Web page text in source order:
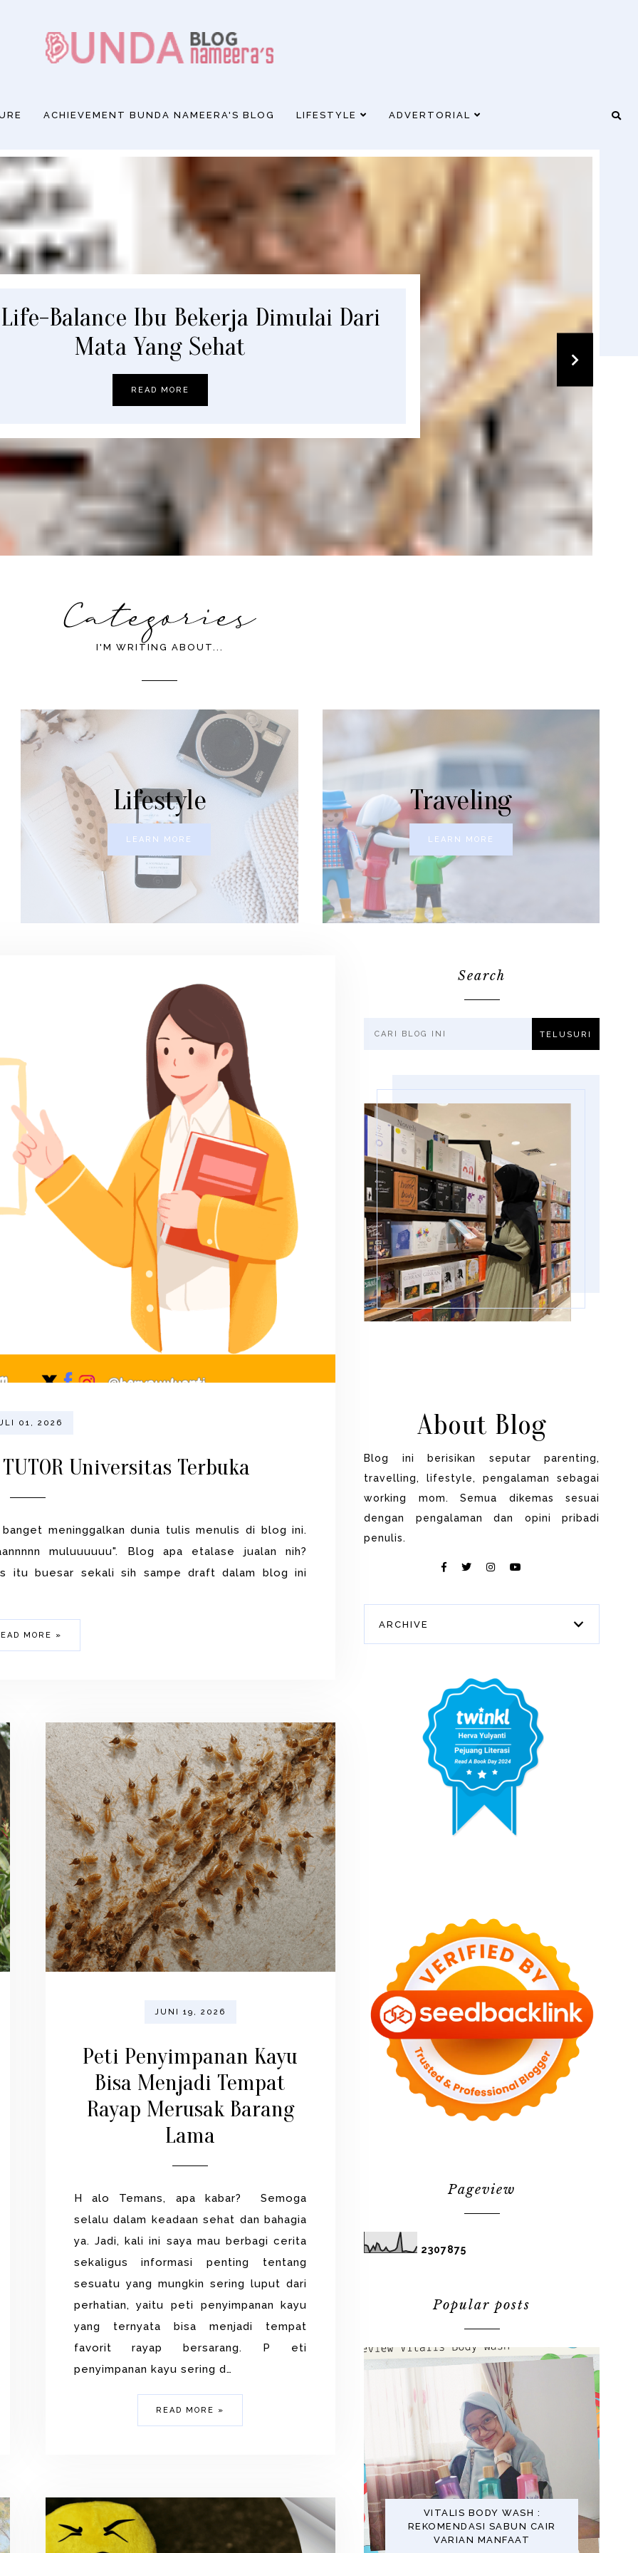
ACHIEVEMENT BUNDA NAMEERA'S BLOG LIFESTYLE ADVERTORIAL
Balance Ibu Bekerja Dimulai Dari
Mata Yang Sehat
READ MORE
I'M WRITING ABOUT...
Lifestyle
LEARN MORE
Traveling
LEARN MORE
01, 2026
Universitas Terbuka
meninggalkan dunia tulis menulis di blog ini.
muluuuuuu". Blog apa etalase jualan nih?
itu buesar sekali sih sampe draft dalam blog ini
MORE »
JUNI 19, 2026
Peti Penyimpanan Kayu
Bisa Menjadi Tempat
Rayap Merusak Barang
Lama
H alo Temans, apa kabar? Semoga
selalu dalam keadaan sehat dan bahagia
ya. Jadi, kali ini saya mau berbagi cerita
sekaligus informasi penting tentang
sesuatu yang mungkin sering luput dari
perhatian, yaitu peti penyimpanan kayu
yang ternyata bisa menjadi tempat
favorit rayap bersarang. P eti
penyimpanan kayu sering d…
READ MORE »
Search
About Blog
Blog ini berisikan seputar parenting,
travelling, lifestyle, pengalaman sebagai
working mom. Semua dikemas sesuai
dengan pengalaman dan opini pribadi
penulis.
ARCHIVE
Pageview
2307875
Popular posts
VITALIS BODY WASH :
REKOMENDASI SABUN CAIR
VARIAN MANFAAT